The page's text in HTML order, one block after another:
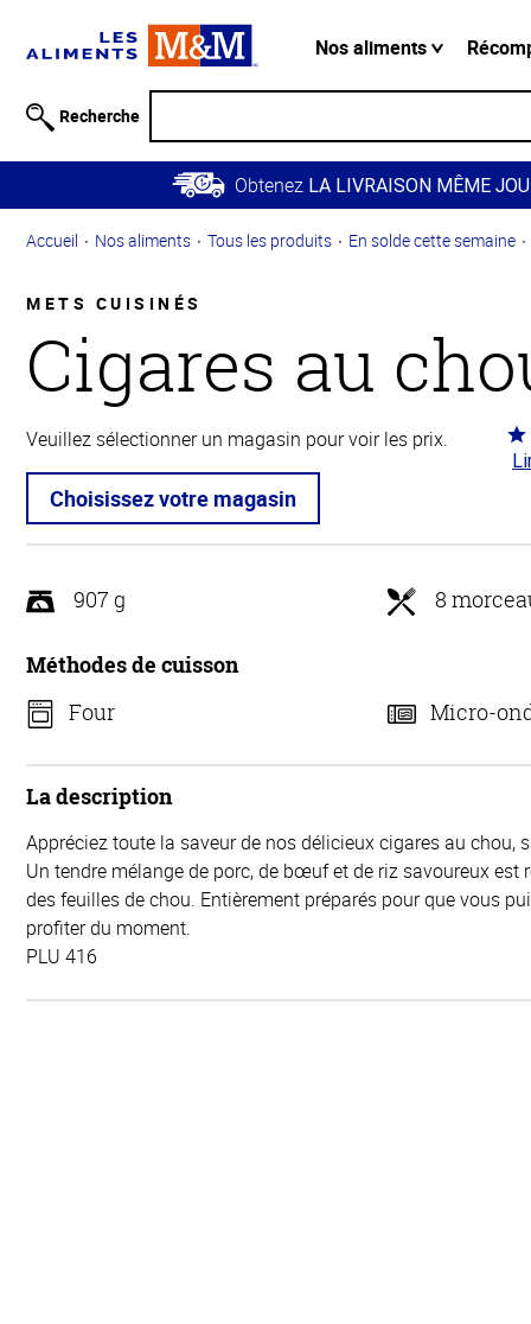
relative à
Passer
contenu
Retour à
principale
Nos aliments
Recherche
Obtenez LA LIVRAISON MÊME
Accueil Nos aliments Tous les produits En solde cette semaine
METS CUISINÉS
Cigares au
Veuillez sélectionner un magasin pour voir les prix.
Choisissez votre magasin
907 g 8
Méthodes de cuisson
Four
Micro-
La description
Appréciez toute la saveur de nos délicieux cigares au chou,
Un tendre mélange de porc, de bœuf et de riz savoureux est
des feuilles de chou. Entièrement préparés pour que vous
profiter du moment.
PLU 416